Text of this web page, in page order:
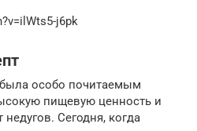
j6pk
особо почитаемым
пищевую ценность и
Сегодня, когда